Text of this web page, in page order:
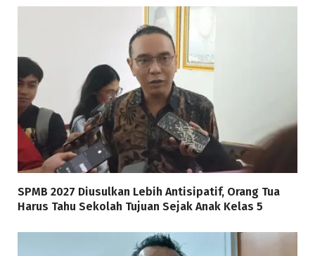
SPMB 2027 Diusulkan Lebih Antisipatif, Orang Tua
Harus Tahu Sekolah Tujuan Sejak Anak Kelas 5